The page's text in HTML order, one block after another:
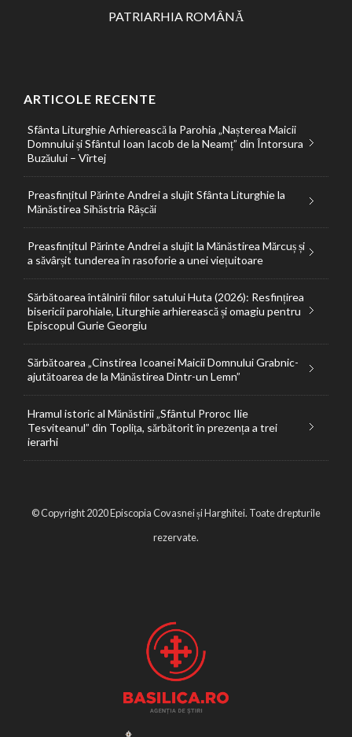
PATRIARHIA ROMÂNĂ
ARTICOLE RECENTE
Sfânta Liturghie Arhierească la Parohia „Nașterea Maicii
Domnului și Sfântul Ioan Iacob de la Neamț” din Întorsura
Buzăului – Vîrtej
Preasfințitul Părinte Andrei a slujit Sfânta Liturghie la
Mănăstirea Sihăstria Râșcăi
Preasfințitul Părinte Andrei a slujit la Mănăstirea Mărcuș și
a săvârșit tunderea în rasoforie a unei viețuitoare
Sărbătoarea întâlnirii fiilor satului Huta (2026): Resfințirea
bisericii parohiale, Liturghie arhierească și omagiu pentru
Episcopul Gurie Georgiu
Sărbătoarea „Cinstirea Icoanei Maicii Domnului Grabnic-
ajutătoarea de la Mănăstirea Dintr-un Lemn”
Hramul istoric al Mănăstirii „Sfântul Proroc Ilie
Tesviteanul” din Toplița, sărbătorit în prezența a trei
ierarhi
© Copyright 2020 Episcopia Covasnei și Harghitei. Toate drepturile
rezervate.